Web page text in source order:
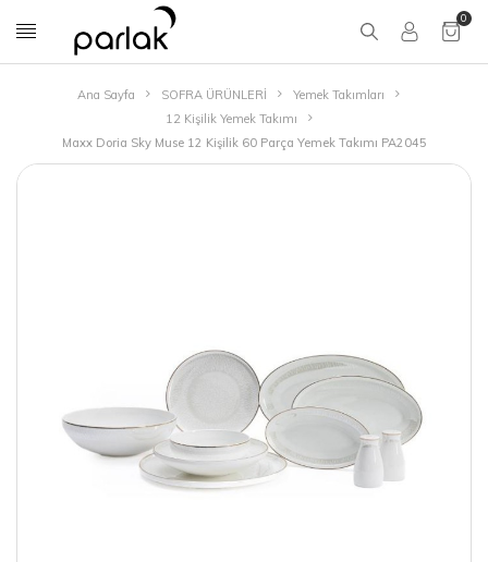
0
Ana Sayfa SOFRA ÜRÜNLERİ
Yemek Takımları
12 Kişilik Yemek Takımı
Maxx Doria Sky Muse 12 Kişilik 60 Parça Yemek Takımı PA2045